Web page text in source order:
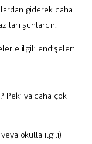
giderek daha
şunlardır:
ilgili endişeler:
Peki ya daha çok
veya okulla ilgili)